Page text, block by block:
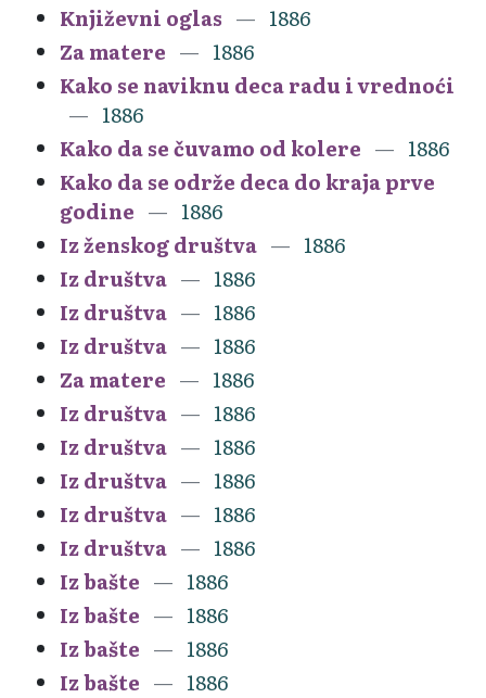
Književni oglas
1886
Za matere
1886
Kako se naviknu deca radu i vrednoći
1886
Kako da se čuvamo od kolere
1886
Kako da se održe deca do kraja prve
godine
1886
Iz ženskog društva
1886
Iz društva
1886
Iz društva
1886
Iz društva
1886
Za matere
1886
Iz društva
1886
Iz društva
1886
Iz društva
1886
Iz društva
1886
Iz društva
1886
Iz bašte
1886
Iz bašte
1886
Iz bašte
1886
Iz bašte
1886